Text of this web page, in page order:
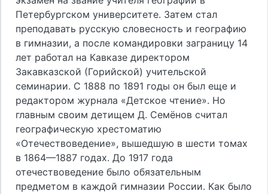
Петербургском университете. Затем стал
преподавать русскую словесность и географию
в гимназии, а после командировки заграницу 14
лет работал на Кавказе директором
Закавказской (Горийской) учительской
семинарии. С 1888 по 1891 годы он был еще и
редактором журнала «Детское чтение». Но
главным своим детищем Д. Семёнов считал
географическую хрестоматию
«Отечествоведение», вышедшую в шести томах
в 1864—1887 годах. До 1917 года
отечествоведение было обязательным
предметом в каждой гимназии России. Как было